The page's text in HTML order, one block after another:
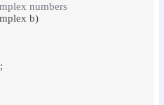
numbers
b)